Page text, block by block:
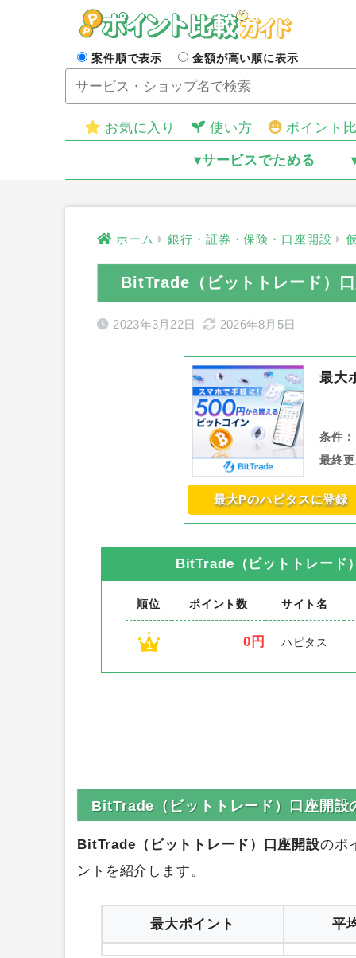
案件順で表示 金額が高い順に表示
お気に入り 使い方 ポイント
▾サービスでためる
ホーム 銀行・証券・保険・口座開設
BitTrade（ビットトレード）
2023年3月22日 2026年8月5日
最大
条件：
最終
最大Pのハピタスに登録
BitTrade（ビットトレード
順位 ポイント数 サイト名
1 0円 ハピタス
BitTrade（ビットトレード）口座開設
BitTrade（ビットトレード）口座開設のポ
ントを紹介します。
最大ポイント 平